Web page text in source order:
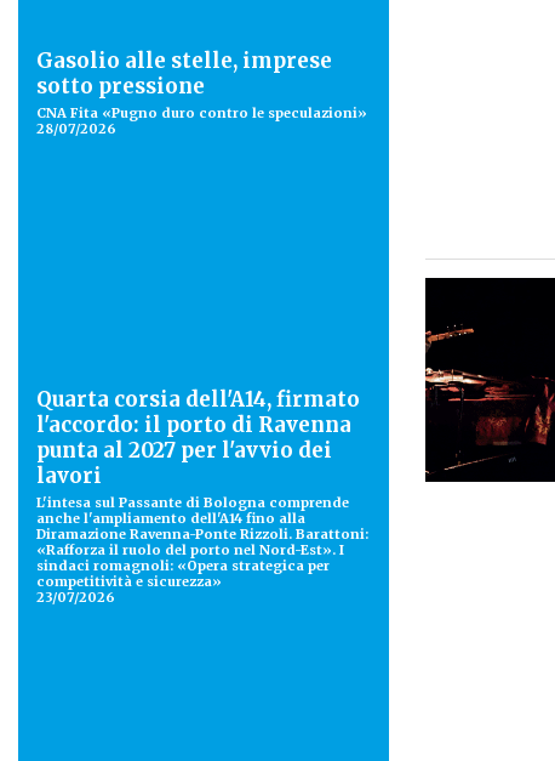
Gasolio alle stelle, imprese
sotto pressione
CNA Fita «Pugno duro contro le speculazioni»
28/07/2026
Quarta corsia dell'A14, firmato
l'accordo: il porto di Ravenna
punta al 2027 per l'avvio dei
lavori
L'intesa sul Passante di Bologna comprende
anche l'ampliamento dell'A14 fino alla
Diramazione Ravenna-Ponte Rizzoli. Barattoni:
«Rafforza il ruolo del porto nel Nord-Est». I
sindaci romagnoli: «Opera strategica per
competitività e sicurezza»
23/07/2026